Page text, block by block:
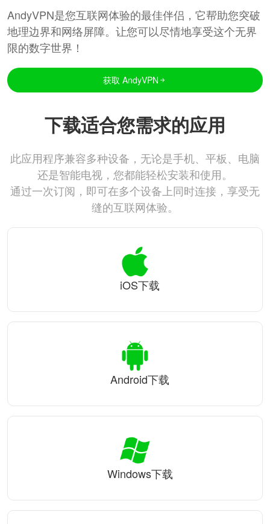
AndyVPN是您互联网体验的最佳伴侣，它帮助您突破
地理边界和网络屏障。让您可以尽情地享受这个无界
限的数字世界！
获取 AndyVPN
下载适合您需求的应用
此应用程序兼容多种设备，无论是手机、平板、电脑
还是智能电视，您都能轻松安装和使用。
通过一次订阅，即可在多个设备上同时连接，享受无
缝的互联网体验。
iOS下载
Android下载
Windows下载